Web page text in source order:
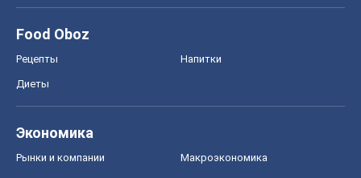
Food Oboz
Рецепты Напитки
Диеты
Экономика
Рынки и компании Mакроэкономика